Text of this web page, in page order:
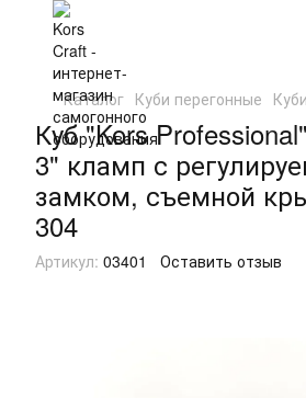
Каталог Куби перегонные
Куб "Kors
3" кламп с
замком, съемной
304
Артикул: 03401 Оставить отзыв